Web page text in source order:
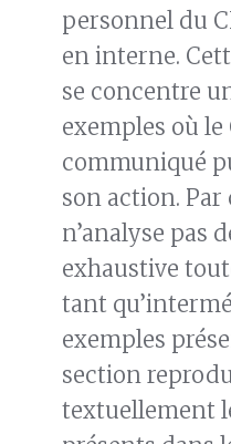
personnel du
en interne.
se concentre
exemples où le
communiqué
son action. Par
n’analyse pas
exhaustive
tant
exemples
section
textuellement